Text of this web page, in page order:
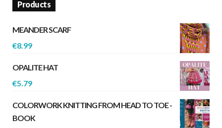
Products
MEANDER SCARF
€8.99
OPALITE HAT
€5.79
COLORWORK KNITTING FROM HEAD TO TOE -
BOOK